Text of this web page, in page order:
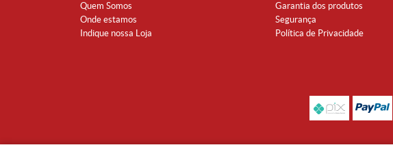
Quem Somos
Onde estamos
Indique nossa Loja
Garantia dos produtos
Segurança
Política de Privacidade